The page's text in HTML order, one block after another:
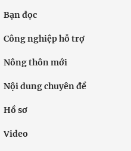
Bạn đọc
Công nghiệp hỗ trợ
Nông thôn mới
Nội dung chuyên đề
Hồ sơ
Video